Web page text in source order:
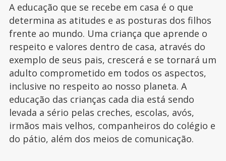
A educação que se recebe em casa é o que
determina as atitudes e as posturas dos filhos
frente ao mundo. Uma criança que aprende o
respeito e valores dentro de casa, através do
exemplo de seus pais, crescerá e se tornará um
adulto comprometido em todos os aspectos,
inclusive no respeito ao nosso planeta. A
educação das crianças cada dia está sendo
levada a sério pelas creches, escolas, avós,
irmãos mais velhos, companheiros do colégio e
do pátio, além dos meios de comunicação.